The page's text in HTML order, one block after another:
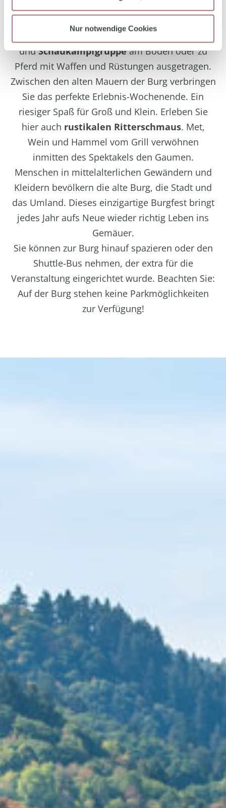
Nur notwendige Cookies
Spannende Kämpfe werden von der Fecht-
undSchaukampfgruppeam Boden oder zu
Pferd mit Waffen und Rüstungen ausgetragen.
Zwischen den alten Mauern der Burg verbringen
Sie das perfekte Erlebnis-Wochenende. Ein
riesiger Spaß für Groß und Klein. Erleben Sie
hier auch rustikalen Ritterschmaus. Met,
Wein und Hammel vom Grill verwöhnen
inmitten des Spektakels den Gaumen.
Menschen in mittelalterlichen Gewändern und
Kleidern bevölkern die alte Burg, die Stadt und
das Umland. Dieses einzigartige Burgfest bringt
jedes Jahr aufs Neue wieder richtig Leben ins
Gemäuer.
Sie können zur Burg hinauf spazieren oder den
Shuttle-Bus nehmen, der extra für die
Veranstaltung eingerichtet wurde. Beachten Sie:
Auf der Burg stehen keine Parkmöglichkeiten
zur Verfügung!